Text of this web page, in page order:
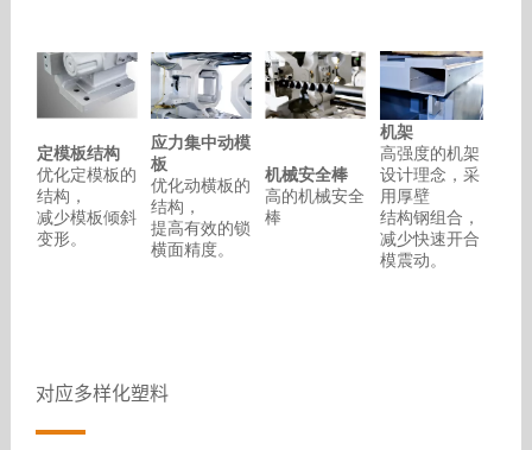
定模板结构
优化定模板的
结构，
减少模板倾斜
变形。
应力集中动模
板
优化动横板的
结构，
提高有效的锁
横面精度。
机械安全棒
高的机械安全
棒
机架
高强度的机架
设计理念，采
用厚壁
结构钢组合，
减少快速开合
模震动。
对应多样化塑料